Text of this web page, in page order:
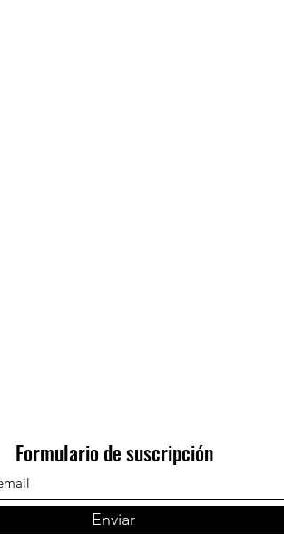
Formulario de suscripción
Enviar